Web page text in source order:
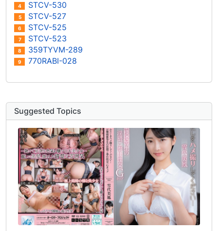
4 STCV-530
5 STCV-527
6 STCV-525
7 STCV-523
8 359TYVM-289
9 770RABI-028
Suggested Topics